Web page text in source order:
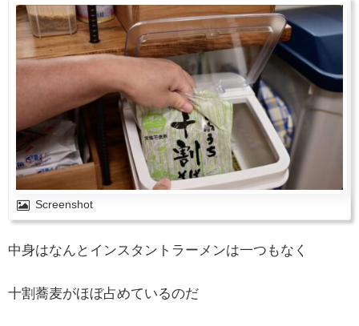
Screenshot
中身はなんとインスタントラーメンは一つもなく
十割蕎麦がほぼ占めているのだ